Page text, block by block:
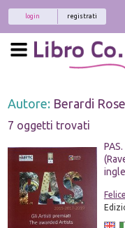
registrati
login
Autore: Berardi
7 oggetti trovati